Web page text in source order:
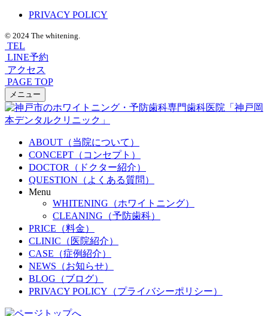
PRIVACY POLICY
© 2024 The whitening.
TEL
LINE予約
アクセス
PAGE TOP
メニュー
ABOUT（当院について）
CONCEPT（コンセプト）
DOCTOR（ドクター紹介）
QUESTION（よくある質問）
Menu
WHITENING（ホワイトニング）
CLEANING（予防歯科）
PRICE（料金）
CLINIC（医院紹介）
CASE（症例紹介）
NEWS（お知らせ）
BLOG（ブログ）
PRIVACY POLICY（プライバシーポリシー）